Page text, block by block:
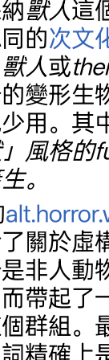
獸人這
的次文
獸人或
變形生
用。其
風格的
。
關於虛
非人動
帶起了
群組。
精確上